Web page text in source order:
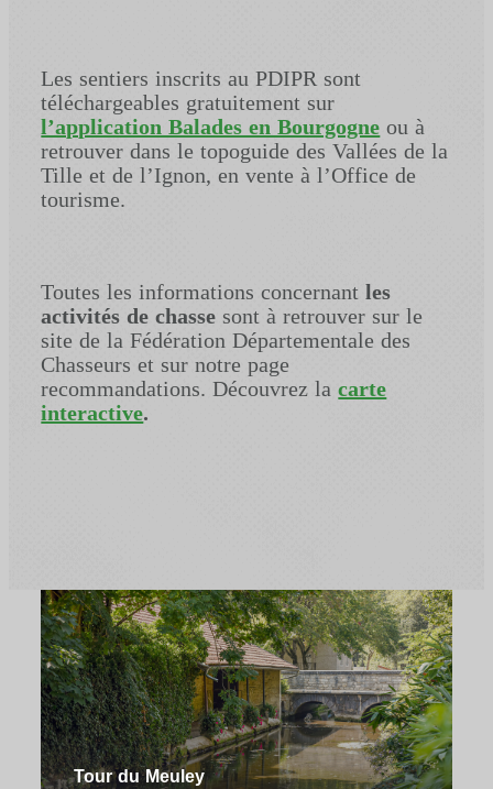
Les sentiers inscrits au PDIPR sont
téléchargeables gratuitement sur
l’application Balades en Bourgogne ou à
retrouver dans le topoguide des Vallées de la
Tille et de l’Ignon, en vente à l’Office de
tourisme.
Toutes les informations concernantles
activités de chasse sont à retrouver sur le
site de la Fédération Départementale des
Chasseurs et sur notre page
recommandations. Découvrez lacarte
interactive.
Tour du Meuley